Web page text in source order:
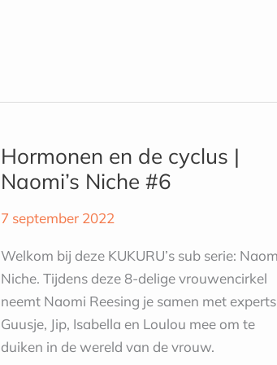
Hormonen en de cyclus |
Naomi’s Niche #6
7 september 2022
Welkom bij deze KUKURU’s sub serie:
Niche. Tijdens deze 8-delige vrouwencirkel
neemt Naomi Reesing je samen met experts
Guusje, Jip, Isabella en Loulou mee om te
duiken in de wereld van de vrouw.
de
cyclus
Naomi’s
Niche
#6